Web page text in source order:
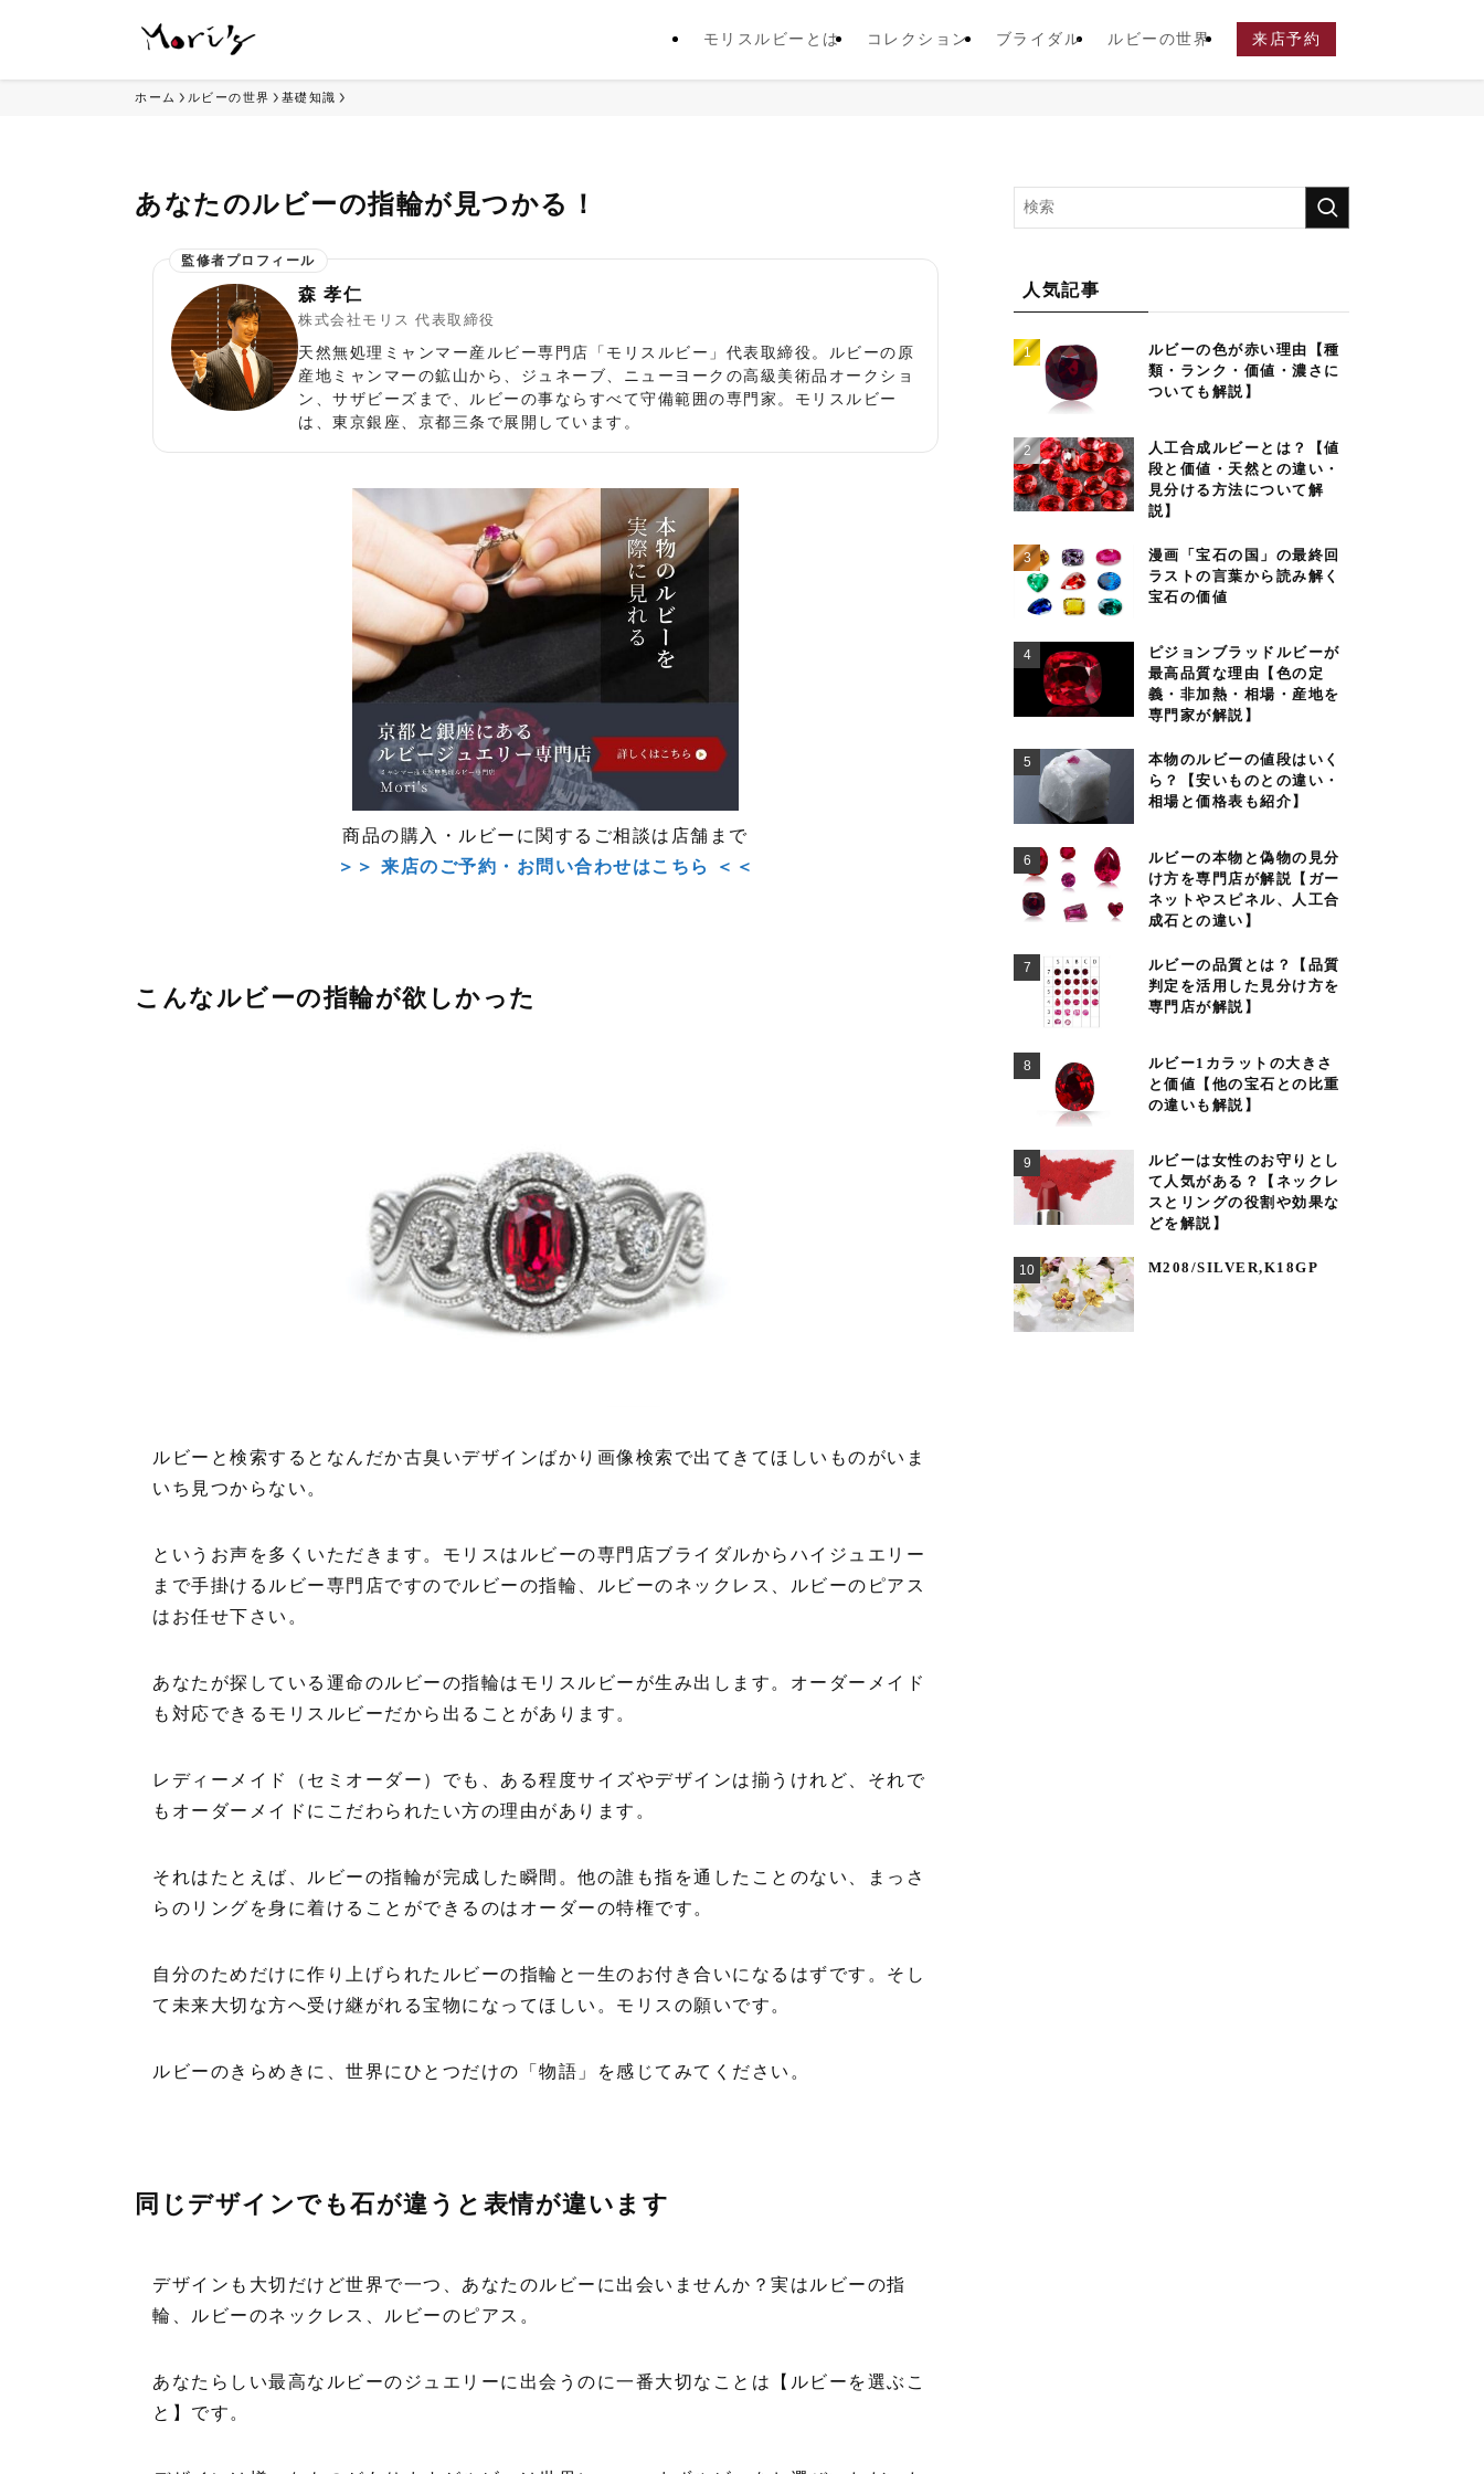
モリスルビーとは コレクション ブライダル ルビーの世界 来店予約
ホーム ルビーの世界 基礎知識
あなたのルビーの指輪が見つかる！
森 孝仁
株式会社モリス 代表取締役
天然無処理ミャンマー産ルビー専門店「モリスルビー」代表取締役。ルビーの原
産地ミャンマーの鉱山から、ジュネーブ、ニューヨークの高級美術品オークショ
ン、サザビーズまで、ルビーの事ならすべて守備範囲の専門家。モリスルビー
は、東京銀座、京都三条で展開しています。
商品の購入・ルビーに関するご相談は店舗まで
＞＞ 来店のご予約・お問い合わせはこちら ＜＜
こんなルビーの指輪が欲しかった
ルビーと検索するとなんだか古臭いデザインばかり画像検索で出てきてほしいものがいま
いち見つからない。
というお声を多くいただきます。モリスはルビーの専門店ブライダルからハイジュエリー
まで手掛けるルビー専門店ですのでルビーの指輪、ルビーのネックレス、ルビーのピアス
はお任せ下さい。
あなたが探している運命のルビーの指輪はモリスルビーが生み出します。オーダーメイド
も対応できるモリスルビーだから出ることがあります。
レディーメイド（セミオーダー）でも、ある程度サイズやデザインは揃うけれど、それで
もオーダーメイドにこだわられたい方の理由があります。
それはたとえば、ルビーの指輪が完成した瞬間。他の誰も指を通したことのない、まっさ
らのリングを身に着けることができるのはオーダーの特権です。
自分のためだけに作り上げられたルビーの指輪と一生のお付き合いになるはずです。そし
て未来大切な方へ受け継がれる宝物になってほしい。モリスの願いです。
ルビーのきらめきに、世界にひとつだけの「物語」を感じてみてください。
同じデザインでも石が違うと表情が違います
デザインも大切だけど世界で一つ、あなたのルビーに出会いませんか？実はルビーの指
輪、ルビーのネックレス、ルビーのピアス。
あなたらしい最高なルビーのジュエリーに出会うのに一番大切なことは【ルビーを選ぶこ
と】です。
人気記事
ルビーの色が赤い理由【種
類・ランク・価値・濃さに
ついても解説】
人工合成ルビーとは？【値
段と価値・天然との違い・
見分ける方法について解
説】
漫画「宝石の国」の最終回
ラストの言葉から読み解く
宝石の価値
ピジョンブラッドルビーが
最高品質な理由【色の定
義・非加熱・相場・産地を
専門家が解説】
本物のルビーの値段はいく
ら？【安いものとの違い・
相場と価格表も紹介】
ルビーの本物と偽物の見分
け方を専門店が解説【ガー
ネットやスピネル、人工合
成石との違い】
ルビーの品質とは？【品質
判定を活用した見分け方を
専門店が解説】
ルビー1カラットの大きさ
と価値【他の宝石との比重
の違いも解説】
ルビーは女性のお守りとし
て人気がある？【ネックレ
スとリングの役割や効果な
どを解説】
M208/SILVER,K18GP